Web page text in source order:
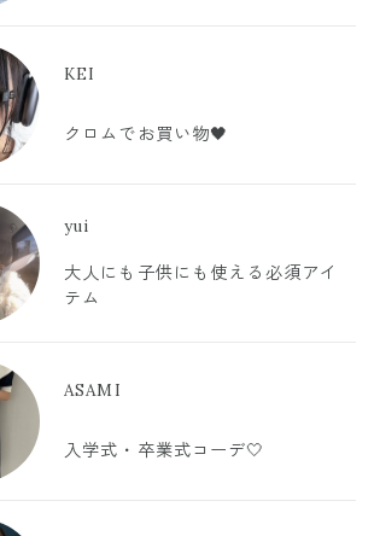
KEI
クロムでお買い物🖤
yui
大人にも子供にも使える必須アイ
テム
ASAMI
入学式・卒業式コーデ🤍